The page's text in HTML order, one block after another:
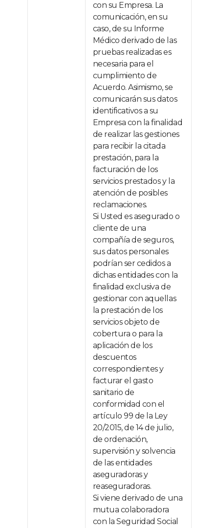
con su Empresa. La
comunicación, en su
caso, de su Informe
Médico derivado de las
pruebas realizadas es
necesaria para el
cumplimiento de
Acuerdo. Asimismo, se
comunicarán sus datos
identificativos a su
Empresa con la finalidad
de realizar las gestiones
para recibir la citada
prestación, para la
facturación de los
servicios prestados y la
atención de posibles
reclamaciones.
Si Usted es asegurado o
cliente de una
compañía de seguros,
sus datos personales
podrían ser cedidos a
dichas entidades con la
finalidad exclusiva de
gestionar con aquellas
la prestación de los
servicios objeto de
cobertura o para la
aplicación de los
descuentos
correspondientes y
facturar el gasto
sanitario de
conformidad con el
artículo 99 de la Ley
20/2015, de 14 de julio,
de ordenación,
supervisión y solvencia
de las entidades
aseguradoras y
reaseguradoras.
Si viene derivado de una
mutua colaboradora
con la Seguridad Social